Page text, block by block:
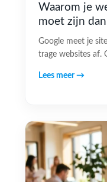
Waarom je
moet zijn
Google meet je
trage websites af.
Lees meer →